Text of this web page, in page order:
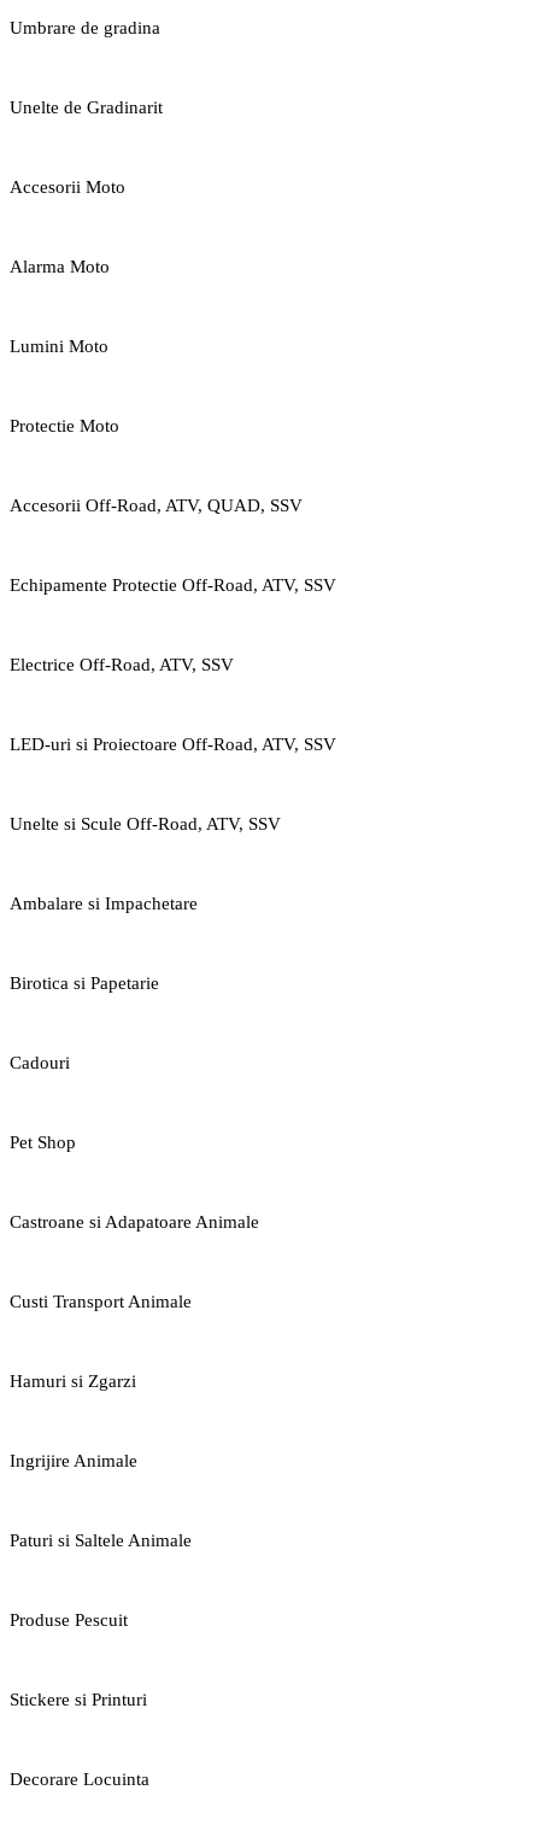
Umbrare de gradina
Unelte de Gradinarit
Accesorii Moto
Alarma Moto
Lumini Moto
Protectie Moto
Accesorii Off-Road, ATV, QUAD, SSV
Echipamente Protectie Off-Road, ATV, SSV
Electrice Off-Road, ATV, SSV
LED-uri si Proiectoare Off-Road, ATV, SSV
Unelte si Scule Off-Road, ATV, SSV
Ambalare si Impachetare
Birotica si Papetarie
Cadouri
Pet Shop
Castroane si Adapatoare Animale
Custi Transport Animale
Hamuri si Zgarzi
Ingrijire Animale
Paturi si Saltele Animale
Produse Pescuit
Stickere si Printuri
Decorare Locuinta